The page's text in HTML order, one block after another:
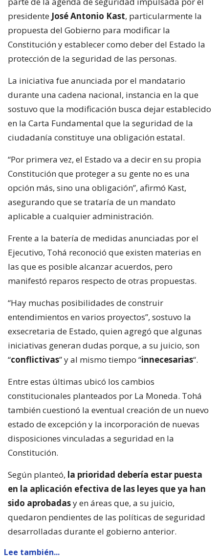
presidente José Antonio Kast, particularmente la
propuesta del Gobierno para modificar la
Constitución y establecer como deber del Estado la
protección de la seguridad de las personas.
La iniciativa fue anunciada por el mandatario
durante una cadena nacional, instancia en la que
sostuvo que la modificación busca dejar establecido
en la Carta Fundamental que la seguridad de la
ciudadanía constituye una obligación estatal.
“Por primera vez, el Estado va a decir en su propia
Constitución que proteger a su gente no es una
opción más, sino una obligación”, afirmó Kast,
asegurando que se trataría de un mandato
aplicable a cualquier administración.
Frente a la batería de medidas anunciadas por el
Ejecutivo, Tohá reconoció que existen materias en
las que es posible alcanzar acuerdos, pero
manifestó reparos respecto de otras propuestas.
“Hay muchas posibilidades de construir
entendimientos en varios proyectos”, sostuvo la
exsecretaria de Estado, quien agregó que algunas
iniciativas generan dudas porque, a su juicio, son
“conflictivas” y al mismo tiempo “innecesarias“.
Entre estas últimas ubicó los cambios
constitucionales planteados por La Moneda. Tohá
también cuestionó la eventual creación de un nuevo
estado de excepción y la incorporación de nuevas
disposiciones vinculadas a seguridad en la
Constitución.
Según planteó, la prioridad debería estar puesta
en la aplicación efectiva de las leyes que ya han
sido aprobadasy en áreas que, a su juicio,
quedaron pendientes de las políticas de seguridad
desarrolladas durante el gobierno anterior.
Lee también...